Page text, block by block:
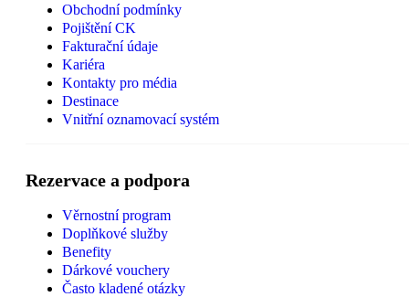
Obchodní podmínky
Pojištění CK
Fakturační údaje
Kariéra
Kontakty pro média
Destinace
Vnitřní oznamovací systém
Rezervace a podpora
Věrnostní program
Doplňkové služby
Benefity
Dárkové vouchery
Často kladené otázky